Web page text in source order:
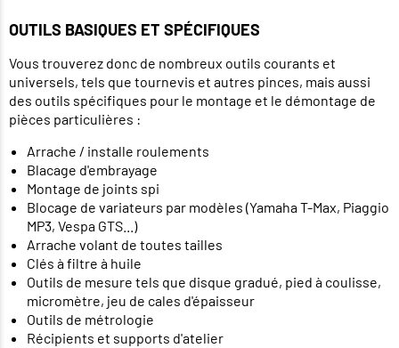
OUTILS BASIQUES ET SPÉCIFIQUES
Vous trouverez donc de nombreux outils courants et
universels, tels que tournevis et autres pinces, mais aussi
des outils spécifiques pour le montage et le démontage de
pièces particulières :
Arrache / installe roulements
Blacage d'embrayage
Montage de joints spi
Blocage de variateurs par modèles (Yamaha T-Max, Piaggio
MP3, Vespa GTS...)
Arrache volant de toutes tailles
Clés à filtre à huile
Outils de mesure tels que disque gradué, pied à coulisse,
micromètre, jeu de cales d'épaisseur
Outils de métrologie
Récipients et supports d'atelier